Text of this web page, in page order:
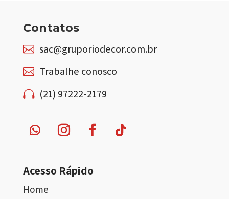
Contatos
 sac@gruporiodecor.com.br
 Trabalhe conosco
 (21) 97222-2179
Acesso Rápido
Home